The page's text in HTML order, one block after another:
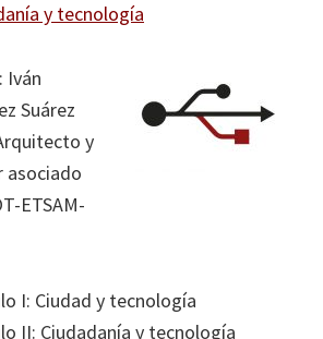
y tecnología
Iván
Suárez
y
asociado
ETSAM-
I: Ciudad y tecnología
II: Ciudadanía y tecnología